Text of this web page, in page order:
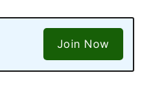
Join Now